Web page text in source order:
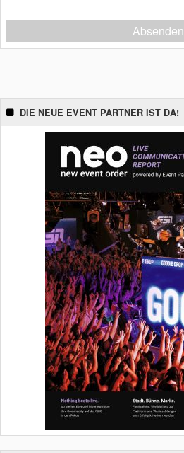
Absenden
DIE NEUE EVENT PARTNER IST DA!